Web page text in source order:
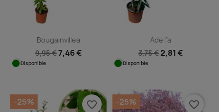
Bougainvillea
9,95 €7,46 €
Disponible
Adelfa
3,75 € 2,81 €
Disponible
-25% favorite_border -25% favorite_border